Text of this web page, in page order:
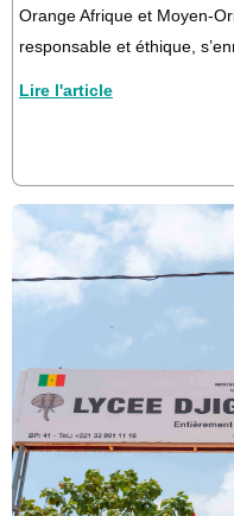
Orange Afrique et Moyen-
responsable et éthique,
Lire l'article